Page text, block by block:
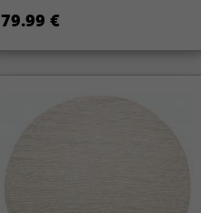
79.99 €